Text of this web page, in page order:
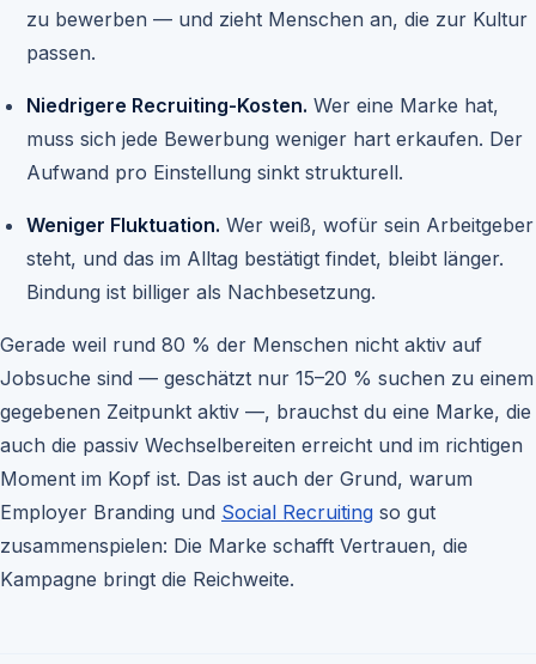
zu bewerben — und zieht Menschen an, die zur Kultur
passen.
Niedrigere Recruiting-Kosten. Wer eine Marke hat,
muss sich jede Bewerbung weniger hart erkaufen. Der
Aufwand pro Einstellung sinkt strukturell.
Weniger Fluktuation. Wer weiß, wofür sein Arbeitgeber
steht, und das im Alltag bestätigt findet, bleibt länger.
Bindung ist billiger als Nachbesetzung.
Gerade weil rund 80 % der Menschen nicht aktiv auf
Jobsuche sind — geschätzt nur 15–20 % suchen zu einem
gegebenen Zeitpunkt aktiv —, brauchst du eine Marke, die
auch die passiv Wechselbereiten erreicht und im richtigen
Moment im Kopf ist. Das ist auch der Grund, warum
Employer Branding und Social Recruiting so gut
zusammenspielen: Die Marke schafft Vertrauen, die
Kampagne bringt die Reichweite.